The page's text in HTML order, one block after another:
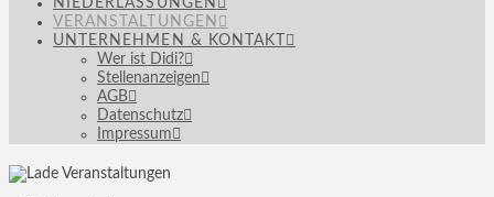
NIEDERLASSUNGEN
VERANSTALTUNGEN
UNTERNEHMEN & KONTAKT
Wer ist Didi?
Stellenanzeigen
AGB
Datenschutz
Impressum